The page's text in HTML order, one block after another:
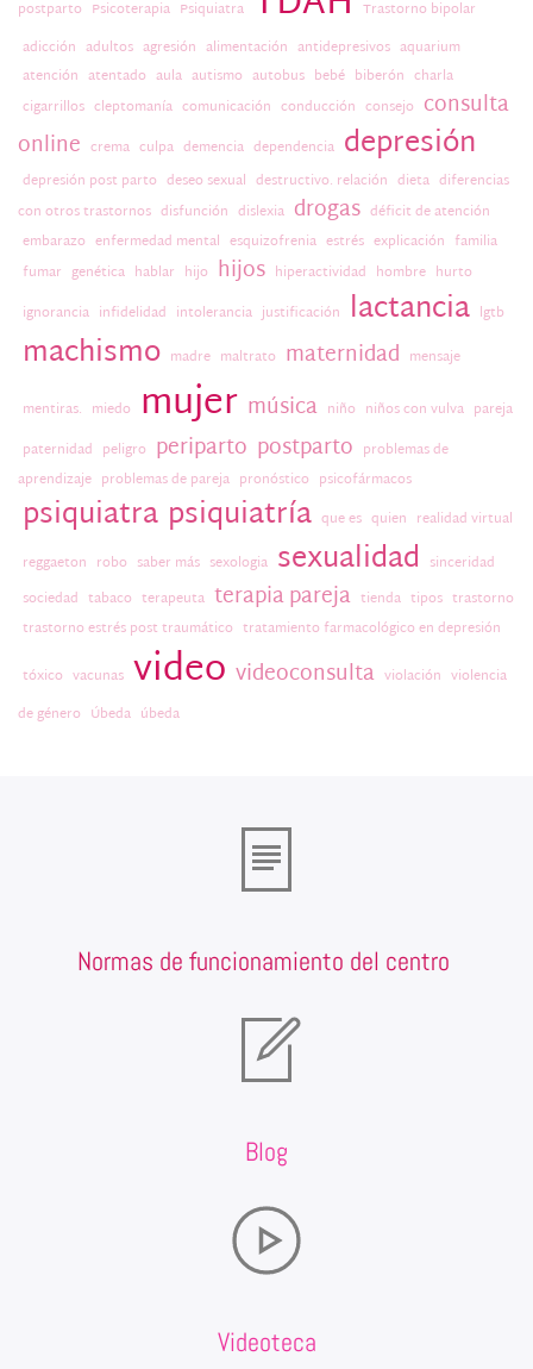
postparto Psicoterapia Psiquiatra
Trastorno bipolar
adicción adultos agresión alimentación antidepresivos aquarium
atención atentado aula autismo autobus bebé biberón charla
cigarrillos cleptomanía comunicación conducción consejo consulta
online crema culpa demencia dependencia depresión
depresión post parto deseo sexual destructivo. relación dieta diferencias
con otros trastornos disfunción dislexia drogas déficit de atención
embarazo enfermedad mental esquizofrenia estrés explicación familia
fumar genética hablar hijo hijos hiperactividad hombre hurto
ignorancia infidelidad intolerancia justificación lactancia lgtb
machismo madre maltrato maternidad mensaje
mentiras. miedo mujer música niño niños con vulva pareja
paternidad peligro periparto postparto problemas de
aprendizaje problemas de pareja pronóstico psicofármacos
psiquiatra psiquiatría que es quien realidad virtual
reggaeton robo saber más sexologia sexualidad sinceridad
sociedad tabaco terapeuta terapia pareja tienda tipos trastorno
trastorno estrés post traumático tratamiento farmacológico en depresión
tóxico vacunas video videoconsulta violación violencia
de género Úbeda úbeda
Normas de funcionamiento del centro
Blog
Videoteca